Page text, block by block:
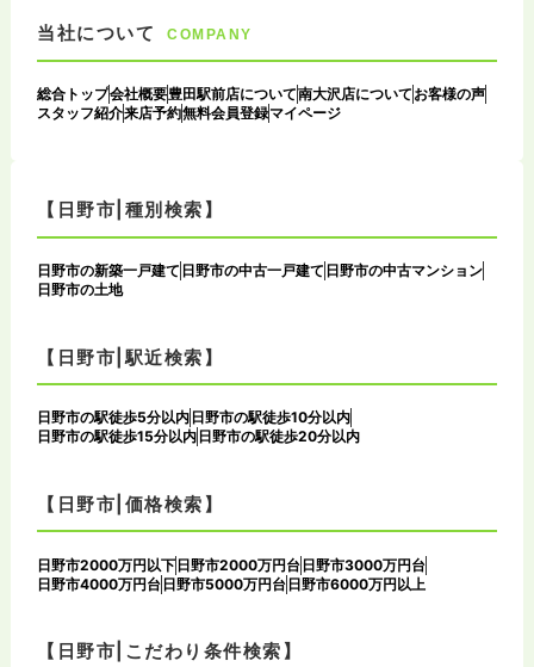
当社について COMPANY
総合トップ会社概要豊田駅前店について南大沢店について お客様の声
スタッフ紹介来店予約無料会員登録マイページ
【日野市|種別検索】
日野市の新築一戸建て 日野市の中古一戸建て 日野市の中古マンション
日野市の土地
【日野市|駅近検索】
日野市の駅徒歩5分以内 日野市の駅徒歩10分以内
日野市の駅徒歩15分以内 日野市の駅徒歩20分以内
【日野市|価格検索】
日野市2000万円以下日野市2000万円台日野市3000万円台
日野市4000万円台日野市5000万円台日野市6000万円以上
【日野市|こだわり条件検索】